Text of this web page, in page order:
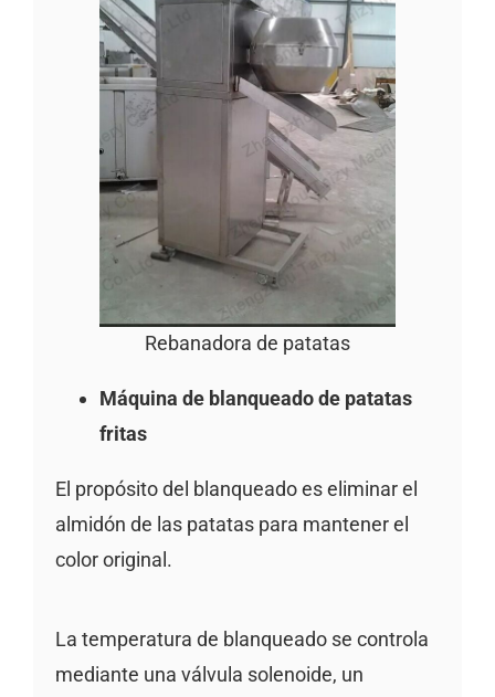
Rebanadora de patatas
Máquina de blanqueado de patatas
fritas
El propósito del blanqueado es eliminar el
almidón de las patatas para mantener el
color original.
La temperatura de blanqueado se controla
mediante una válvula solenoide, un